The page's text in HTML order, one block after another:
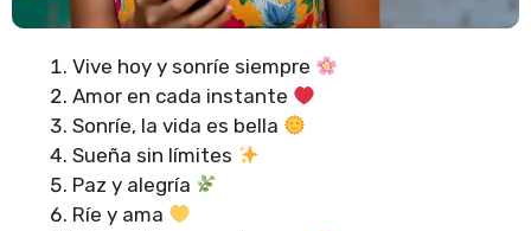
Vive hoy y sonríe siempre
Amor en cada instante
Sonríe, la vida es bella
Sueña sin límites
Paz y alegría
Ríe y ama